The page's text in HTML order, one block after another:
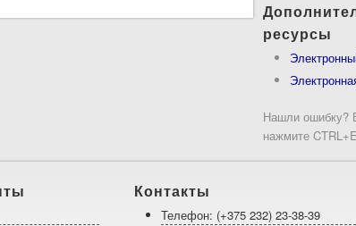
ресурсы
Нашли ошибку?
нажмите
Контакты
Телефон: (+375 232) 23-38-39